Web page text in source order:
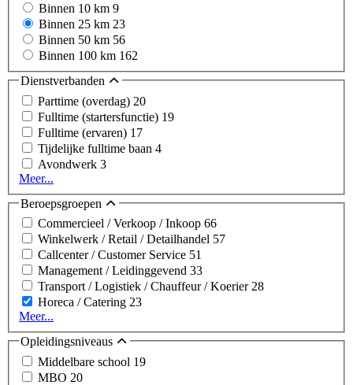
Binnen 10 km 9
Binnen 25 km 23
Binnen 50 km 56
Binnen 100 km 162
Dienstverbanden
Parttime (overdag) 20
Fulltime (startersfunctie) 19
Fulltime (ervaren) 17
Tijdelijke fulltime baan 4
Avondwerk 3
Meer...
Beroepsgroepen
Commercieel / Verkoop / Inkoop 66
Winkelwerk / Retail / Detailhandel 57
Callcenter / Customer Service 51
Management / Leidinggevend 33
Transport / Logistiek / Chauffeur / Koerier 28
Horeca / Catering 23
Meer...
Opleidingsniveaus
Middelbare school 19
MBO 20